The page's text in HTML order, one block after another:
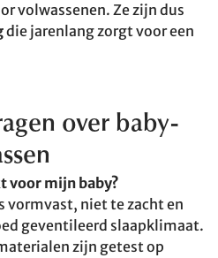
volwassenen. Ze zijn dus
die jarenlang zorgt voor een
over baby-
voor mijn baby?
vormvast, niet te zacht en
geventileerd slaapklimaat.
zijn getest op